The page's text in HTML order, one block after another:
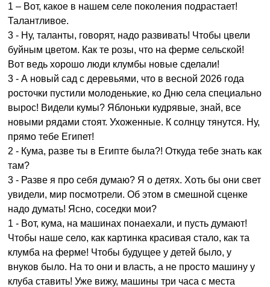
1 – Вот, какое в нашем селе поколения подрастает!
Талантливое.
3 - Ну, таланты, говорят, надо развивать! Чтобы цвели
буйным цветом. Как те розы, что на ферме сельской!
Вот ведь хорошо люди клумбы новые сделали!
3 - А новый сад с деревьями, что в весной 2026 года
росточки пустили молоденькие, ко Дню села специально
вырос! Видели кумы? Яблоньки кудрявые, знай, все
новыми рядами стоят. Ухоженные. К солнцу тянутся. Ну,
прямо тебе Египет!
2 - Кума, разве ты в Египте была?! Откуда тебе знать как
там?
3 - Разве я про себя думаю? Я о детях. Хоть бы они свет
увидели, мир посмотрели. Об этом в смешной сценке
надо думать! Ясно, соседки мои?
1 - Вот, кума, на машинах понаехали, и пусть думают!
Чтобы наше село, как картинка красивая стало, как та
клумба на ферме! Чтобы будущее у детей было, у
внуков было. На то они и власть, а не просто машину у
клуба ставить! Уже вижу, машины три часа с места